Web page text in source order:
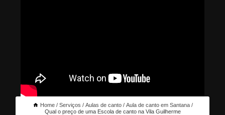
Home Serviços Aulas de canto
Aula de canto em Santana
Qual o preço de uma Escola de canto na Vila Guilherme